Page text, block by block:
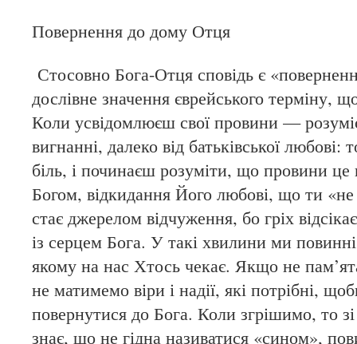
Повернення до дому Отця
Стосовно Бога-Отця сповідь є
дослівне значення єврейського терміну,
Коли усвідомлюєш свої провини —
вигнанні, далеко від батьківської любові:
біль, і починаєш розуміти, що провини
Богом, відкидання Його любові, що ти
стає джерелом відчуження, бо гріх
із серцем Бога. У такі хвилини ми
якому на нас Хтось чекає. Якщо не
не матимемо віри і надії, які потрібні,
повернутися до Бога. Коли згрішимо, то
знає, що не гідна називатися «сином»,